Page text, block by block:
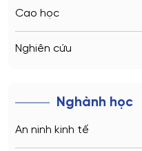
Kaliningrad
Cao học
Nghiên cứu
Nghành học
An ninh kinh tế